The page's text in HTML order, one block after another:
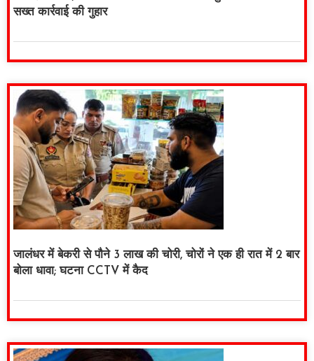
सख्त कार्रवाई की गुहार
जालंधर में बेकरी से पौने 3 लाख की चोरी, चोरों ने एक ही रात में 2 बार
बोला धावा; घटना CCTV में कैद